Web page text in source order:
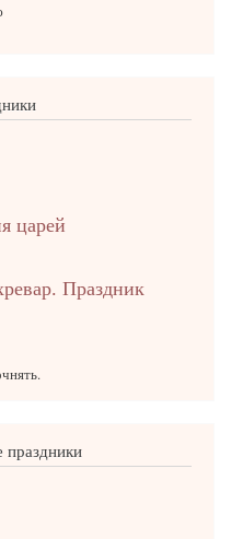
царей
Праздник
праздники